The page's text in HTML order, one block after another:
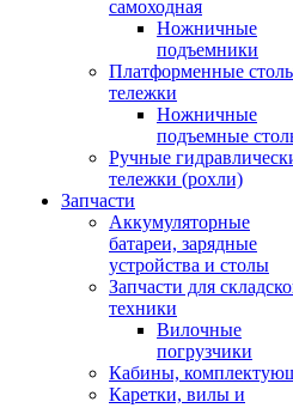
самоходная
Ножничные
подъемники
Платформенные
тележки
Ножничные
подъемные
Ручные
тележки (рохли)
Запчасти
Аккумуляторные
батареи, зарядные
устройства и столы
Запчасти для
техники
Вилочные
погрузчики
Кабины,
Каретки, вилы и